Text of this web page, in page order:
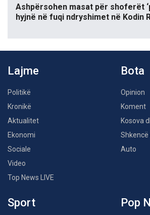
Ashpërsohen masat për shoferët
hyjnë në fuqi ndryshimet në Kodin
Lajme
Politikë
Kronikë
Aktualitet
Ekonomi
Sociale
Video
Top News LIVE
Bota
Opinion
Koment
Kosova
Shkencë
Auto
Sport Pop